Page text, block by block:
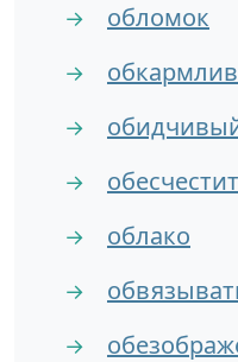
→ обломок
→
→
→
→ облако
→
→